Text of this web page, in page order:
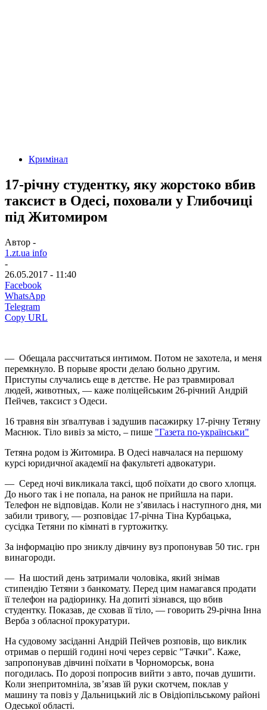
Кримінал
17-річну студентку, яку жорстоко вбив
таксист в Одесі, поховали у Глибочиці
під Житомиром
Автор -
1.zt.ua info
-
26.05.2017 - 11:40
Facebook
WhatsApp
Telegram
Copy URL
— Обещала рассчитаться интимом. Потом не захотела, и меня
перемкнуло. В порыве ярости делаю больно другим.
Приступы случались еще в детстве. Не раз травмировал
людей, животных, — каже поліцейським 26-річний Андрій
Пейчев, таксист з Одеси.
16 травня він зґвалтував і задушив пасажирку 17-річну Тетяну
Маснюк. Тіло вивіз за місто, – пише "Газета по-українськи"
Тетяна родом із Житомира. В Одесі навчалася на першому
курсі юридичної академії на факультеті адвокатури.
— Серед ночі викликала таксі, щоб поїхати до свого хлопця.
До нього так і не попала, на ранок не прийшла на пари.
Телефон не відповідав. Коли не з’явилась і наступного дня, ми
забили тривогу, — розповідає 17-річна Тіна Курбацька,
сусідка Тетяни по кімнаті в гуртожитку.
За інформацію про зниклу дівчину вуз пропонував 50 тис. грн
винагороди.
— На шостий день затримали чоловіка, який знімав
стипендію Тетяни з банкомату. Перед цим намагався продати
її телефон на радіоринку. На допиті зізнався, що вбив
студентку. Показав, де сховав її тіло, — говорить 29-річна Інна
Верба з обласної прокуратури.
На судовому засіданні Андрій Пейчев розповів, що виклик
отримав о першій годині ночі через сервіс "Тачки". Каже,
запропонував дівчині поїхати в Чорноморськ, вона
погодилась. По дорозі попросив вийти з авто, почав душити.
Коли знепритомніла, зв’язав їй руки скотчем, поклав у
машину та повіз у Дальницький ліс в Овідіопільському районі
Одеської області.